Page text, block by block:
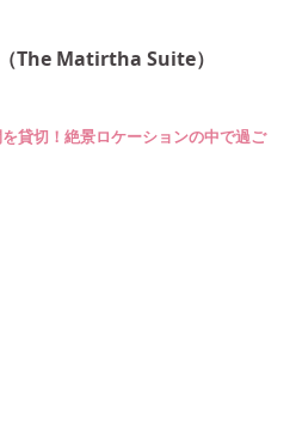
The Matirtha Suite）
貸切！絶景ロケーションの中で過ご